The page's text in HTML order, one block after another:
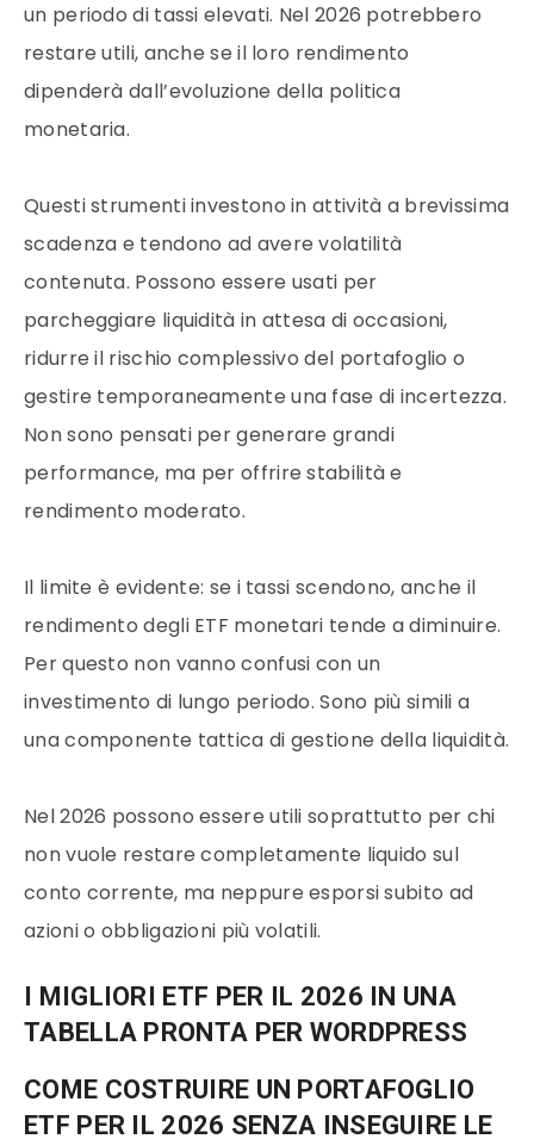
un periodo di tassi elevati. Nel 2026 potrebbero
restare utili, anche se il loro rendimento
dipenderà dall’evoluzione della politica
monetaria.
Questi strumenti investono in attività a brevissima
scadenza e tendono ad avere volatilità
contenuta. Possono essere usati per
parcheggiare liquidità in attesa di occasioni,
ridurre il rischio complessivo del portafoglio o
gestire temporaneamente una fase di incertezza.
Non sono pensati per generare grandi
performance, ma per offrire stabilità e
rendimento moderato.
Il limite è evidente: se i tassi scendono, anche il
rendimento degli ETF monetari tende a diminuire.
Per questo non vanno confusi con un
investimento di lungo periodo. Sono più simili a
una componente tattica di gestione della liquidità.
Nel 2026 possono essere utili soprattutto per chi
non vuole restare completamente liquido sul
conto corrente, ma neppure esporsi subito ad
azioni o obbligazioni più volatili.
I MIGLIORI ETF PER IL 2026 IN UNA
TABELLA PRONTA PER WORDPRESS
COME COSTRUIRE UN PORTAFOGLIO
ETF PER IL 2026 SENZA INSEGUIRE LE